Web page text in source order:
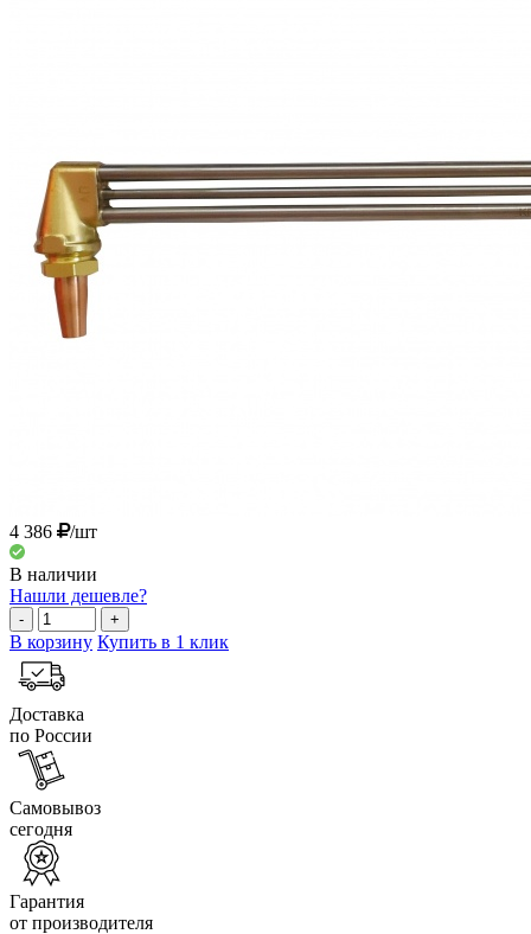
4 386 /шт
В наличии
Нашли дешевле?
- +
В корзину Купить в 1 клик
Доставка
по России
Самовывоз
сегодня
Гарантия
от производителя